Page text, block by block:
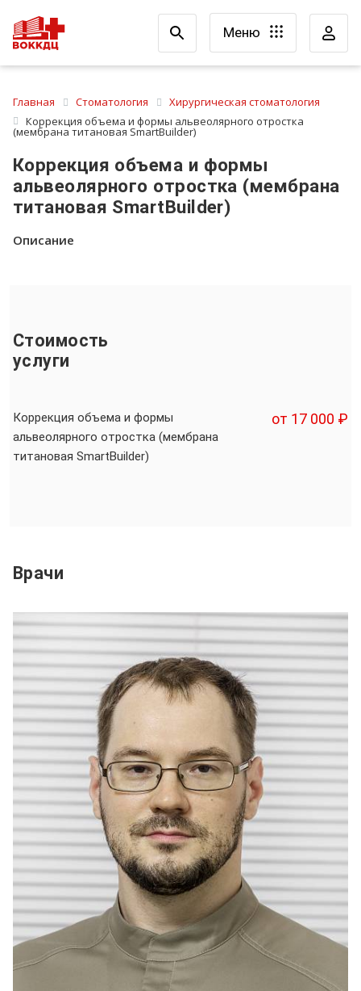
Меню
Главная Стоматология
Хирургическая стоматология
Коррекция объема и формы альвеолярного отростка
(мембрана титановая SmartBuilder)
Коррекция объема и формы
альвеолярного отростка (мембрана
титановая SmartBuilder)
Описание
Стоимость
услуги
Коррекция объема и формы
альвеолярного отростка (мембрана
титановая SmartBuilder)
от 17 000 ₽
Врачи